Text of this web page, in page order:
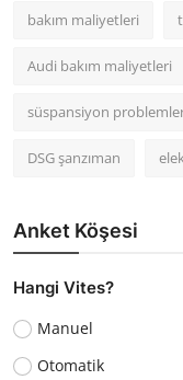
bakım maliyetleri
Audi bakım maliyetleri
süspansiyon
DSG şanzıman
Anket Köşesi
Hangi Vites?
Manuel
Otomatik